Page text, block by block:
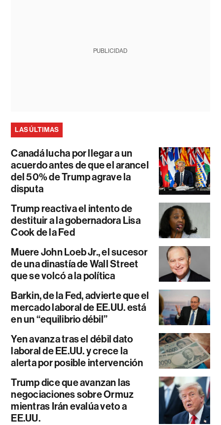
PUBLICIDAD
LAS ÚLTIMAS
Canadá lucha por llegar a un
acuerdo antes de que el arancel
del 50% de Trump agrave la
disputa
Trump reactiva el intento de
destituir a la gobernadora Lisa
Cook de la Fed
Muere John Loeb Jr., el sucesor
de una dinastía de Wall Street
que se volcó a la política
Barkin, de la Fed, advierte que el
mercado laboral de EE.UU. está
en un “equilibrio débil”
Yen avanza tras el débil dato
laboral de EE.UU. y crece la
alerta por posible intervención
Trump dice que avanzan las
negociaciones sobre Ormuz
mientras Irán evalúa veto a
EE.UU.